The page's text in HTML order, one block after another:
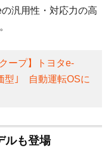
汎用性・対応力の高
クープ】トヨタe-
型｣ 自動運転OSに
ルも登場